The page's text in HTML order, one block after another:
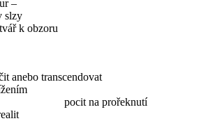
–
slzy
k obzoru
anebo transcendovat
prořeknutí